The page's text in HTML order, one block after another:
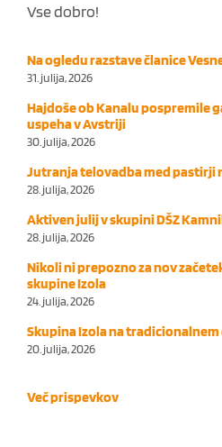
Vse dobro!
Na ogledu razstave članice
31. julija, 2026
Hajdoše ob Kanalu pospremile
uspeha v Avstriji
30. julija, 2026
Jutranja telovadba med pastirji
28. julija, 2026
Aktiven julij v skupini DŠZ
28. julija, 2026
Nikoli ni prepozno za nov
skupine Izola
24. julija, 2026
Skupina Izola na
20. julija, 2026
Več prispevkov